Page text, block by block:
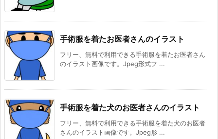
手術服を着たお医者さんのイラスト
フリー、無料で利用できる手術服を着たお医者さん
のイラスト画像です。Jpeg形式フ ...
手術服を着た犬のお医者さんのイラスト
フリー、無料で利用できる手術服を着た犬のお医者
さんのイラスト画像です。Jpeg形 ...